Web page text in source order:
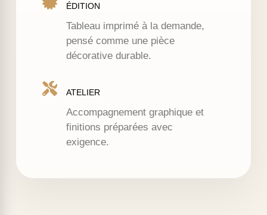
ÉDITION
Tableau imprimé à la demande,
pensé comme une pièce
décorative durable.
ATELIER
Accompagnement graphique et
finitions préparées avec
exigence.